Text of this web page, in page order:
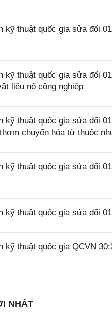
kỹ thuật quốc gia sửa đổi
kỹ thuật quốc gia sửa đổi
liệu nổ công nghiệp
kỹ thuật quốc gia sửa đổi
chuyển hóa từ thuốc
kỹ thuật quốc gia sửa đổi
kỹ thuật quốc gia sửa đổi
kỹ thuật quốc gia QCVN
NHẤT